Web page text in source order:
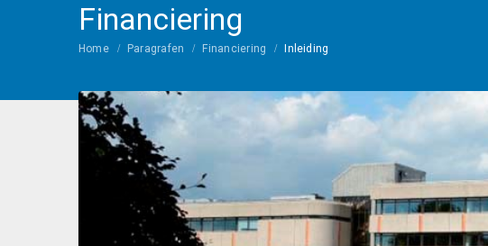
Financiering
Home Paragrafen Financiering Inleiding